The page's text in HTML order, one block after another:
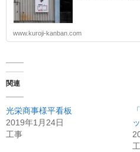
www.kuroji-kanban.com
関連
光栄商事様平看板
2019年1月24日
工事